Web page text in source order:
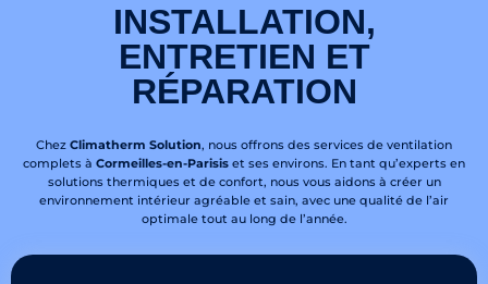
INSTALLATION,
ENTRETIEN ET
RÉPARATION
Chez Climatherm Solution, nous offrons des services de ventilation
complets à Cormeilles-en-Parisis et ses environs. En tant qu’experts en
solutions thermiques et de confort, nous vous aidons à créer un
environnement intérieur agréable et sain, avec une qualité de l’air
optimale tout au long de l’année.